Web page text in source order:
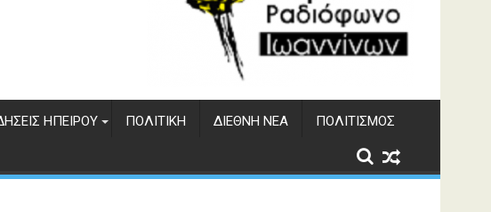
ΗΠΕΊΡΟΥ ΠΟΛΙΤΙΚΉ ΔΙΕΘΝΉ ΝΈΑ ΠΟΛΙΤΙΣΜΌΣ